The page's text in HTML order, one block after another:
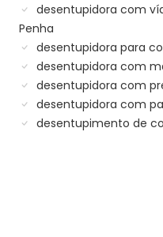
desentupidora com
Penha
desentupidora para
desentupidora com
desentupidora com
desentupidora com
desentupimento de